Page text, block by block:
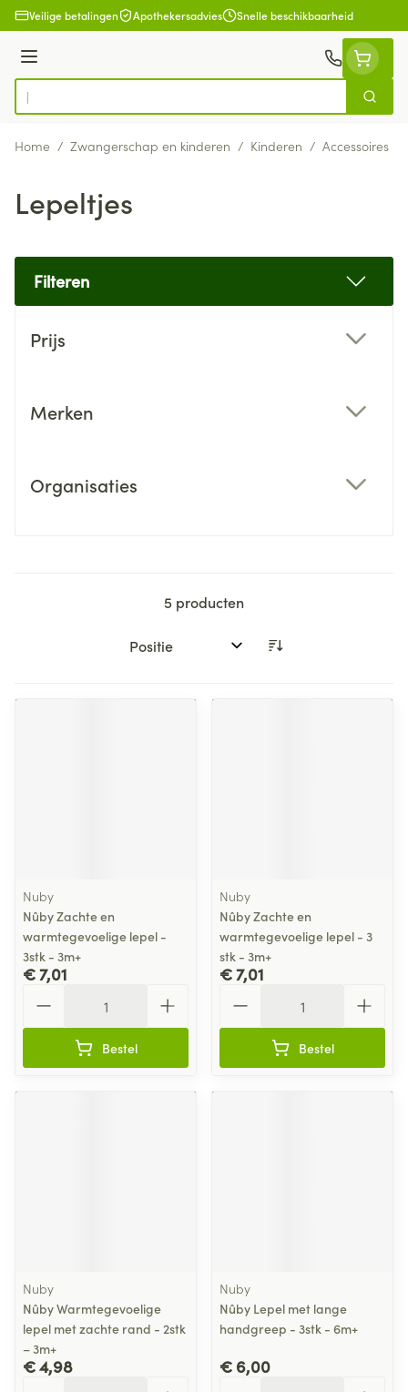
Ga naar de inhoud
Veilige betalingen Apothekersadvies Snelle beschikbaarheid
Menu
Product, merk, categorie...
Zoek
Home / Zwangerschap en kinderen / Kinderen / Accessoires
Lepeltjes
Filteren
Prijs
Merken
Organisaties
5 producten
Sorteer op:
Nuby
Nûby Zachte en
warmtegevoelige lepel -
3stk - 3m+
€ 7,01
Bestel
Nuby
Nûby Zachte en
warmtegevoelige lepel - 3
stk - 3m+
€ 7,01
Bestel
Nuby
Nûby Warmtegevoelige
lepel met zachte rand - 2stk
– 3m+
€ 4,98
Nuby
Nûby Lepel met lange
handgreep - 3stk - 6m+
€ 6,00